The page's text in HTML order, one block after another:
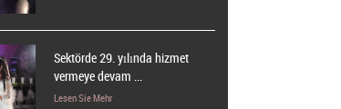
Sektörde 29. yılında hizmet
vermeye devam ...
Lesen Sie Mehr